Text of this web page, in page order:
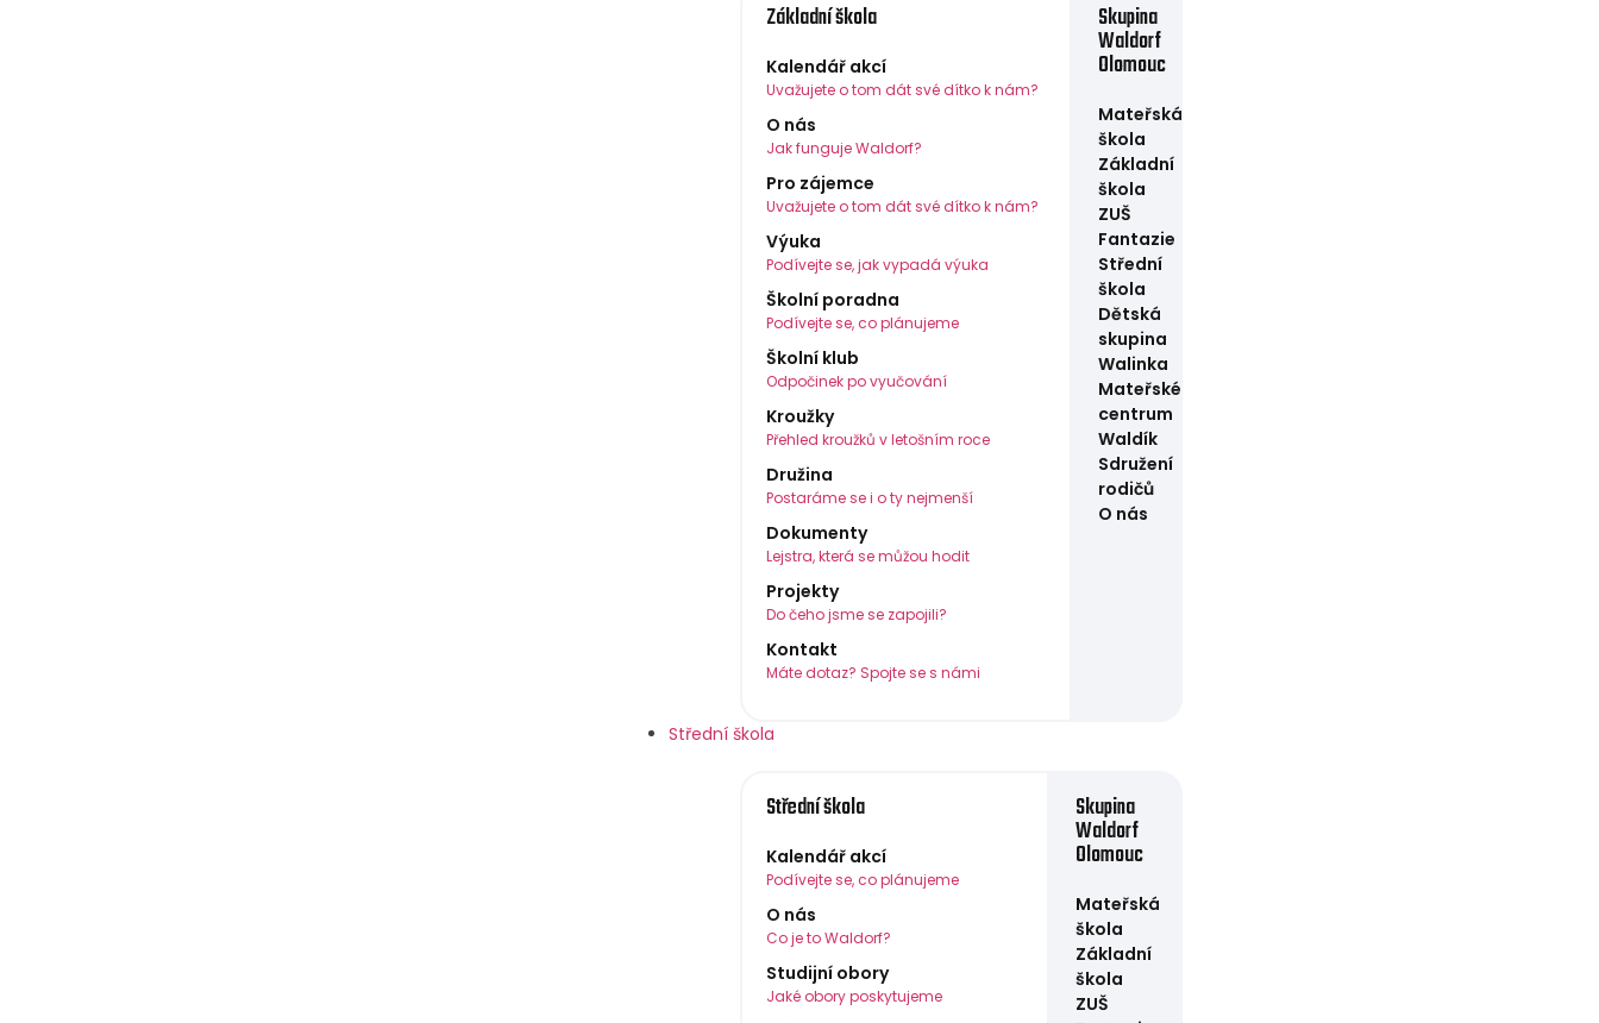
Základní škola
Kalendář akcí
Uvažujete o tom dát své dítko k nám?
O nás
Jak funguje Waldorf?
Pro zájemce
Uvažujete o tom dát své dítko k nám?
Výuka
Podívejte se, jak vypadá výuka
Školní poradna
Podívejte se, co plánujeme
Školní klub
Odpočinek po vyučování
Kroužky
Přehled kroužků v letošním roce
Družina
Postaráme se i o ty nejmenší
Dokumenty
Lejstra, která se můžou hodit
Projekty
Do čeho jsme se zapojili?
Kontakt
Máte dotaz? Spojte se s námi
Skupina
Waldorf
Olomouc
Mateřská
škola
Základní
škola
ZUŠ
Fantazie
Střední
škola
Dětská
skupina
Walinka
Mateřské
centrum
Waldík
Sdružení
rodičů
O nás
Střední škola
Střední škola
Kalendář akcí
Podívejte se, co plánujeme
O nás
Co je to Waldorf?
Studijní obory
Jaké obory poskytujeme
Skupina
Waldorf
Olomouc
Mateřská
škola
Základní
škola
ZUŠ